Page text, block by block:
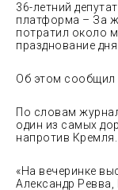
36-летний
платформа – За
потратил около
празднование
Об этом сообщил
По словам
один из самых
напротив Кремля.
«На вечеринке
Александр Ревва,